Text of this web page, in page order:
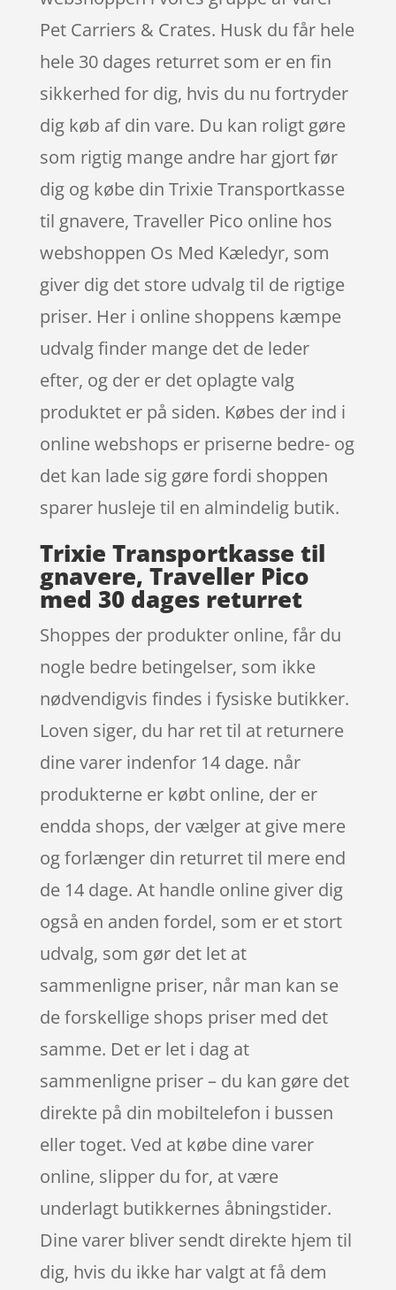
Pet Carriers & Crates. Husk du får hele
hele 30 dages returret som er en fin
sikkerhed for dig, hvis du nu fortryder
dig køb af din vare. Du kan roligt gøre
som rigtig mange andre har gjort før
dig og købe din Trixie Transportkasse
til gnavere, Traveller Pico online hos
webshoppen Os Med Kæledyr, som
giver dig det store udvalg til de rigtige
priser. Her i online shoppens kæmpe
udvalg finder mange det de leder
efter, og der er det oplagte valg
produktet er på siden. Købes der ind i
online webshops er priserne bedre- og
det kan lade sig gøre fordi shoppen
sparer husleje til en almindelig butik.
Trixie Transportkasse til
gnavere, Traveller Pico
med 30 dages returret
Shoppes der produkter online, får du
nogle bedre betingelser, som ikke
nødvendigvis findes i fysiske butikker.
Loven siger, du har ret til at returnere
dine varer indenfor 14 dage. når
produkterne er købt online, der er
endda shops, der vælger at give mere
og forlænger din returret til mere end
de 14 dage. At handle online giver dig
også en anden fordel, som er et stort
udvalg, som gør det let at
sammenligne priser, når man kan se
de forskellige shops priser med det
samme. Det er let i dag at
sammenligne priser – du kan gøre det
direkte på din mobiltelefon i bussen
eller toget. Ved at købe dine varer
online, slipper du for, at være
underlagt butikkernes åbningstider.
Dine varer bliver sendt direkte hjem til
dig, hvis du ikke har valgt at få dem